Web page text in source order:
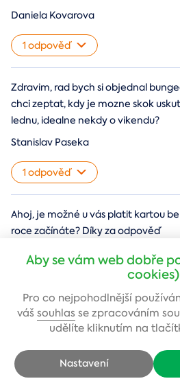
Daniela Kovarova
1 odpověď
Zdravim, rad bych si objednal
chci zeptat, kdy je mozne skok
lednu, idealne nekdy o vikendu?
Stanislav Paseka
1 odpověď
Ahoj, je možné u vás platit kartou
roce začínáte? Díky za odpověď
Aleš Hlinčík
Dobrý den,chtěla jsem se jen
instruktorem?Děkuji za odpověď a
Radka
Aby se vám web dobře
cookies)
Pro co nejpohodlnější
váš souhlas se zpracováním
udělíte kliknutím na
Nastavení